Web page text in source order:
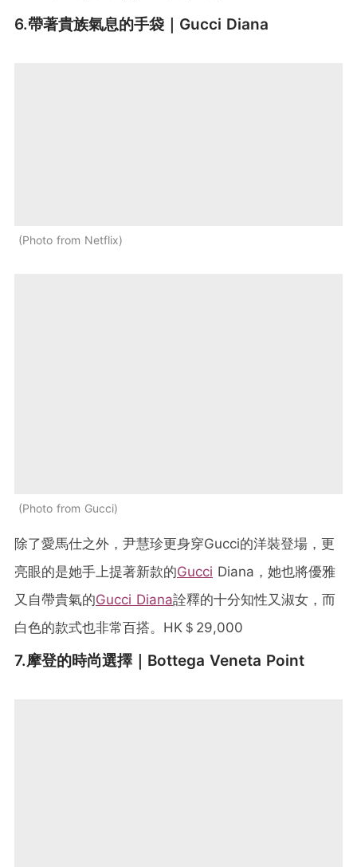
6.帶著貴族氣息的手袋｜Gucci Diana
Photo from Netflix
Photo from Gucci
除了愛馬仕之外，尹慧珍更身穿Gucci的洋裝登場，更
亮眼的是她手上提著新款的Gucci Diana，她也將優雅
又自帶貴氣的Gucci Diana詮釋的十分知性又淑女，而
白色的款式也非常百搭。HK＄29,000
7.摩登的時尚選擇｜Bottega Veneta Point